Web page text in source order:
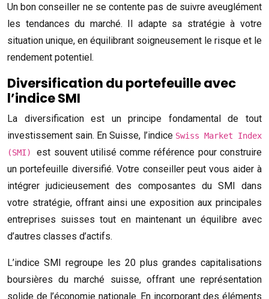
Un bon conseiller ne se contente pas de suivre aveuglément
les tendances du marché. Il adapte sa stratégie à votre
situation unique, en équilibrant soigneusement le risque et le
rendement potentiel.
Diversification du portefeuille avec
l’indice SMI
La diversification est un principe fondamental de tout
investissement sain. En Suisse, l’indice Swiss Market Index
(SMI)est souvent utilisé comme référence pour construire
un portefeuille diversifié. Votre conseiller peut vous aider à
intégrer judicieusement des composantes du SMI dans
votre stratégie, offrant ainsi une exposition aux principales
entreprises suisses tout en maintenant un équilibre avec
d’autres classes d’actifs.
L’indice SMI regroupe les 20 plus grandes capitalisations
boursières du marché suisse, offrant une représentation
solide de l’économie nationale. En incorporant des éléments